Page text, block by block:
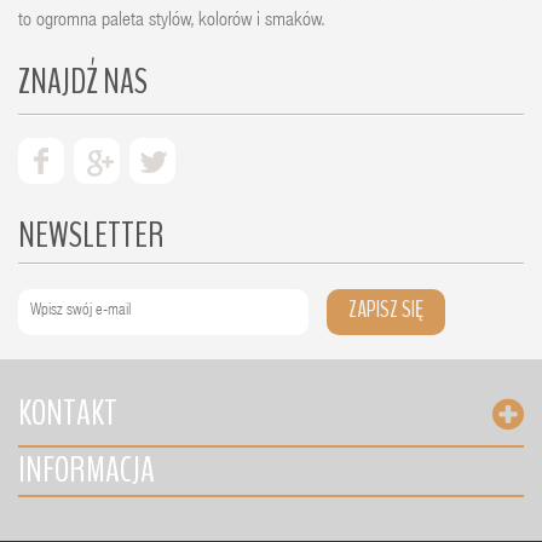
to ogromna paleta stylów, kolorów i smaków.
ZNAJDŹ NAS
NEWSLETTER
ZAPISZ SIĘ
KONTAKT
INFORMACJA